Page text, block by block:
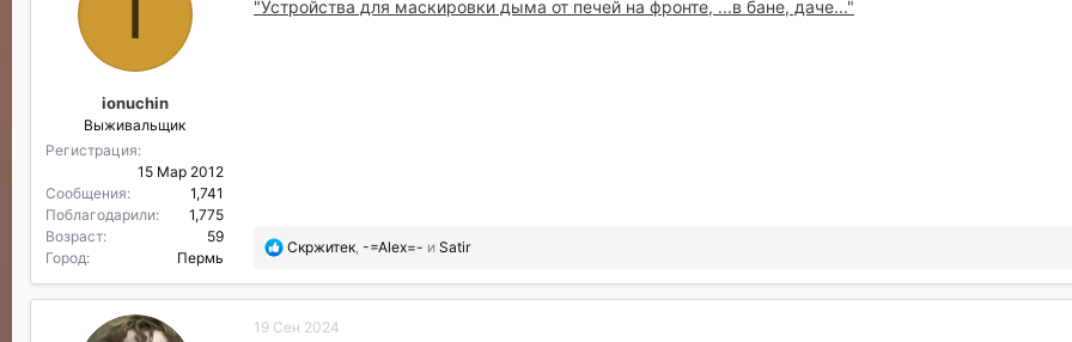
ionuchin
Выживальщик
Регистрация
15 Мар 2012
Сообщения
1,741
Поблагодарили
1,775
Возраст
59
Город
Пермь
"Устройства для маскировки дыма от печей на фронте, ...в бане, даче..."
П
б
а
Скржитек -=Аlex=- и Satir
19 Сен 2024